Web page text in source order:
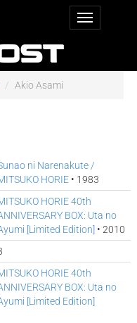
Akio Asami
ni Narenakute /
HORIE • 1983
HORIE 40th
BOX: Uta no
[Limited Edition] • 2010
HORIE 40th
BOX: Uta no
[Limited Edition]